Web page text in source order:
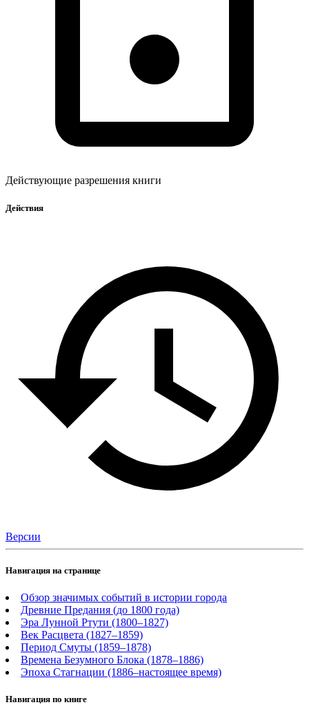
Действующие разрешения книги
Действия
Версии
Навигация на странице
Обзор значимых событий в истории города
Древние Предания (до 1800 года)
Эра Лунной Ртути (1800–1827)
Век Расцвета (1827–1859)
Период Смуты (1859–1878)
Времена Безумного Блока (1878–1886)
Эпоха Стагнации (1886–настоящее время)
Навигация по книге